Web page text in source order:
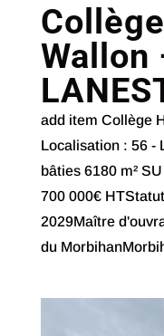
Wallon
add item Collège
Localisation : 56 -
bâties 6180 m²
700 000€
2029Maître
du